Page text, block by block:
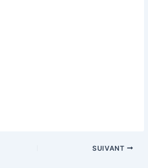
SUIVANT